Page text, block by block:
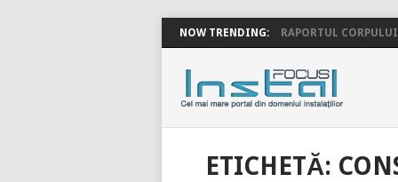
NOW TRENDING: RAPORTUL
ETICHETĂ: